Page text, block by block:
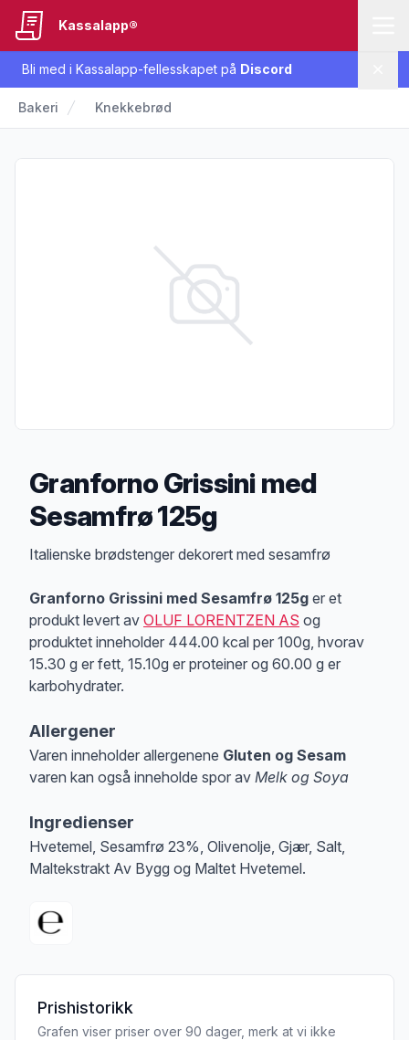
Bli med i Kassalapp-fellesskapet på Discord
Kassalapp®
Bakeri Knekkebrød
Granforno Grissini med
Sesamfrø 125g
Produktbeskrivelse
Italienske brødstenger dekorert med sesamfrø
Granforno Grissini med Sesamfrø 125g er et
produkt levert av OLUF LORENTZEN AS og
produktet inneholder 444.00 kcal per 100g, hvorav
15.30 g er fett, 15.10g er proteiner og 60.00 g er
karbohydrater.
Allergener
Varen inneholder allergenene Gluten og Sesam
varen kan også inneholde spor av Melk og Soya
Ingredienser
Hvetemel, Sesamfrø 23%, Olivenolje, Gjær, Salt,
Maltekstrakt Av Bygg og Maltet Hvetemel.
Prishistorikk
Grafen viser priser over 90 dager, merk at vi ikke